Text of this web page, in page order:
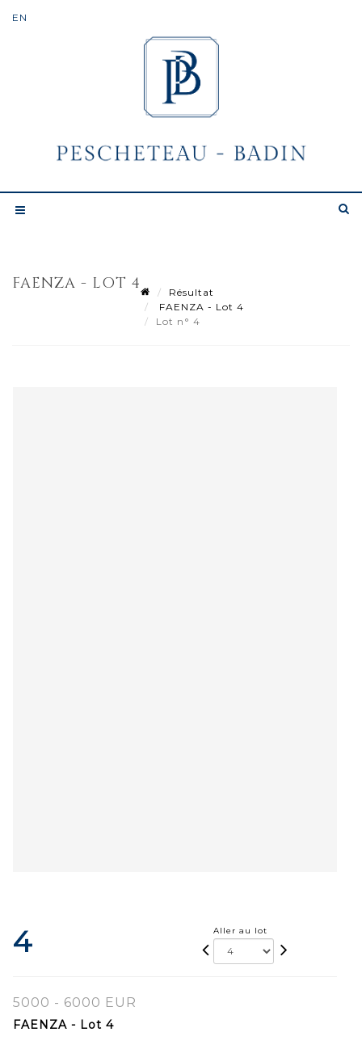
FAENZA - LOT 4
Résultat
FAENZA - Lot 4
Lot n° 4
4 Aller au lot
5000 - 6000 EUR
FAENZA - Lot 4